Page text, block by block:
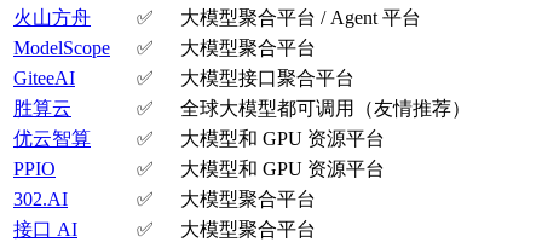
火山方舟
✅
大模型聚合平台 / Agent 平台
ModelScope
✅
大模型聚合平台
GiteeAI
✅
大模型接口聚合平台
胜算云
✅
全球大模型都可调用（友情推荐）
优云智算
✅
大模型和 GPU 资源平台
PPIO
✅
大模型和 GPU 资源平台
302.AI
✅
大模型聚合平台
接口 AI
✅
大模型聚合平台